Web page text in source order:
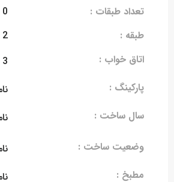
تعداد طبقات :
0
طبقه :
2
اتاق خواب :
3
پارکینگ :
سال ساخت :
وضعیت ساخت :
مطبخ :